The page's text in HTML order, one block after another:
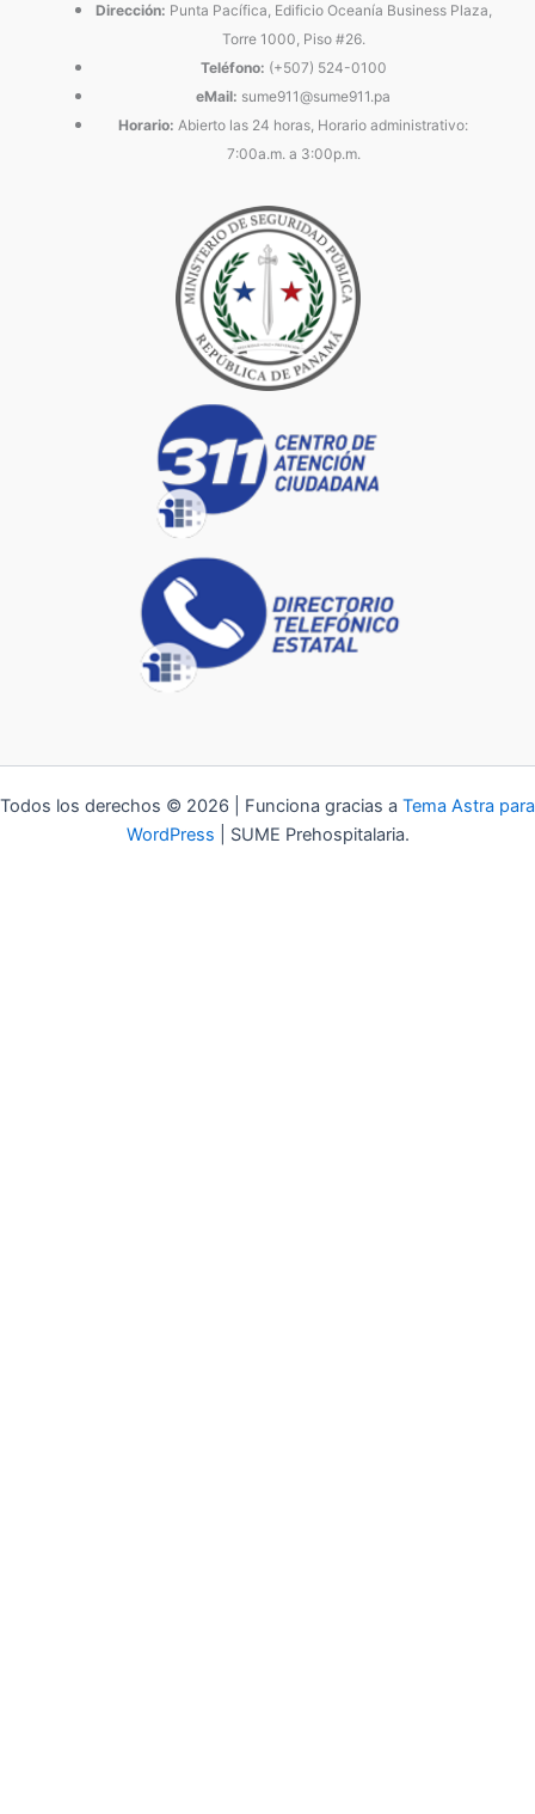
Dirección: Punta Pacífica, Edificio Oceanía Business Plaza,
Torre 1000, Piso #26.
Teléfono: (+507) 524-0100
eMail: sume911@sume911.pa
Horario: Abierto las 24 horas, Horario administrativo:
7:00a.m. a 3:00p.m.
Todos los derechos © 2026 | Funciona gracias a Tema Astra para
WordPress | SUME Prehospitalaria.